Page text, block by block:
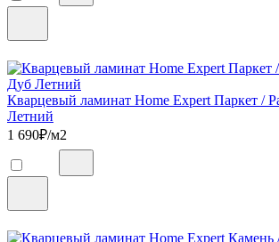
Кварцевый ламинат Home Expert Паркет /
Летний
1 690₽/м2